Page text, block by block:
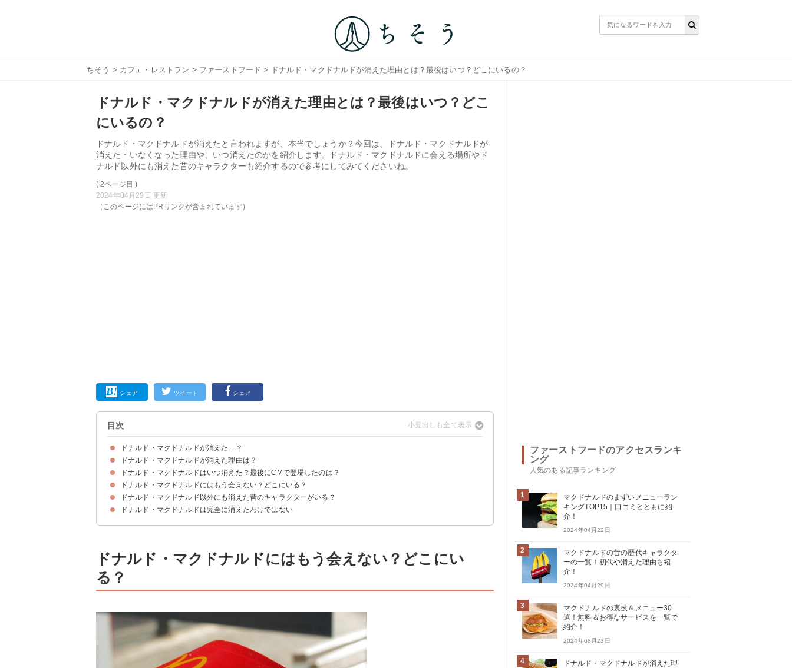
ちそう > カフェ・レストラン > ファーストフード > ドナルド・マクドナルドが消えた理由とは？最後はいつ？どこにいるの？
ドナルド・マクドナルドが消えた理由とは？最後はいつ？どこ
にいるの？
ドナルド・マクドナルドが消えたと言われますが、本当でしょうか？今回は、ドナルド・マクドナルドが
消えた・いなくなった理由や、いつ消えたのかを紹介します。ドナルド・マクドナルドに会える場所やド
ナルド以外にも消えた昔のキャラクターも紹介するので参考にしてみてくださいね。
( 2ページ目 )
2024年04月29日 更新
（このページにはPRリンクが含まれています）
シェア ツイート シェア
目次
ドナルド・マクドナルドが消えた…？
ドナルド・マクドナルドが消えた理由は？
①見た目が怖い
②広告路線の変更
③アメリカの非営利団体による抗議
ドナルド・マクドナルドはいつ消えた？最後にCMで登場したのは？
国内でドナルド・マクドナルドがCMに出演したのは2007年が最後
ドナルド・マクドナルドにはもう会えない？どこにいる？
①イベント
②ドナルド・マクドナルド・ハウス
③一部の店舗
ドナルド・マクドナルド以外にも消えた昔のキャラクターがいる？
①ハンバーグラー
②バーディ
③グリマス
④フライガイ
⑤フライキッズ
⑥ビッグマックポリス
⑦メイヤー・マックチーズ
⑧キャプテン・クローク
⑨プロフェッサー
ドナルド・マクドナルドは完全に消えたわけではない
ドナルド・マクドナルドにはもう会えない？どこにい
る？
ファーストフードのアクセスランキ
ング
人気のある記事ランキング
1
マクドナルドのまずいメニューラン
キングTOP15｜口コミとともに紹
介！
2024年04月22日
2
マクドナルドの昔の歴代キャラクタ
ーの一覧！初代や消えた理由も紹
介！
2024年04月29日
3
マクドナルドの裏技＆メニュー30
選！無料＆お得なサービスを一覧で
紹介！
2024年08月23日
4
ドナルド・マクドナルドが消えた理